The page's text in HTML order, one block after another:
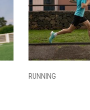
RUNNING